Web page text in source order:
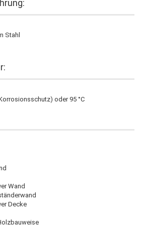
Stahl
oder 95 °C
Wand
Decke